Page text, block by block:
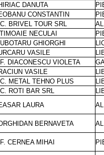
DANUTA
CONSTANTIN
BRIVEL TOUR SRL
NECULAI
GHIORGHI
VASILE
DIACONESCU VIOLETA
VASILE
METAL TEHNO PLUS
ROTI BAR SRL
LAURA
BERNAVETA
CERNEA MIHAI